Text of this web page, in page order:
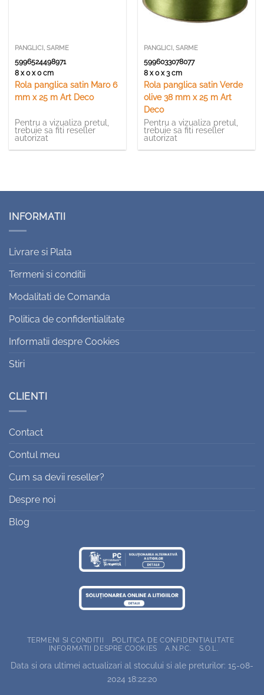
PANGLICI, SARME
5996524498971
8 x 0 x 0 cm
Rola panglica satin Maro 6
mm x 25 m Art Deco
Pentru a vizualiza pretul,
trebuie sa fiti reseller
autorizat
PANGLICI, SARME
5996033078077
8 x 0 x 3 cm
Rola panglica satin Verde
olive 38 mm x 25 m Art
Deco
Pentru a vizualiza pretul,
trebuie sa fiti reseller
autorizat
INFORMATII
Livrare si Plata
Termeni si conditii
Modalitati de Comanda
Politica de confidentialitate
Informatii despre Cookies
Stiri
CLIENTI
Contact
Contul meu
Cum sa devii reseller?
Despre noi
Blog
TERMENI SI CONDITII
POLITICA DE CONFIDENTIALITATE
INFORMATII DESPRE COOKIES
A.N.P.C. S.O.L.
Data si ora ultimei actualizari al stocului si ale preturilor: 15-08-
2024 18:22:20